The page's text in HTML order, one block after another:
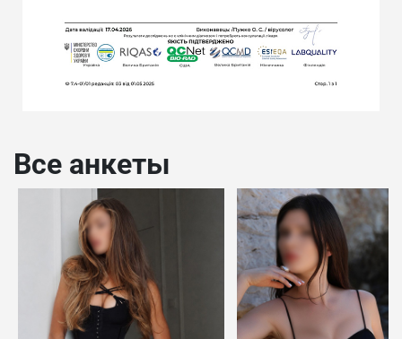
Все анкеты